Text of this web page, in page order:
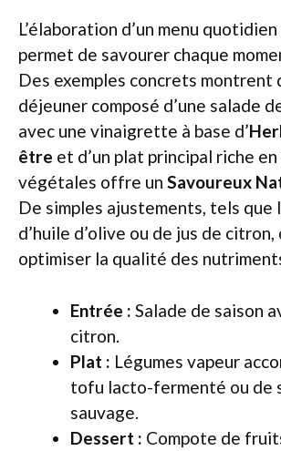
L’élaboration d’un menu
permet de savourer chaque
Des exemples concrets montrent
déjeuner composé d’une salade
avec une vinaigrette à base d’
être et d’un plat principal riche
végétales offre un Savoureux
De simples ajustements, tels que
d’huile d’olive ou de jus de
optimiser la qualité des
Entrée : Salade de saison
citron.
Plat : Légumes vapeur
tofu lacto-fermenté ou de
sauvage.
Dessert : Compote de